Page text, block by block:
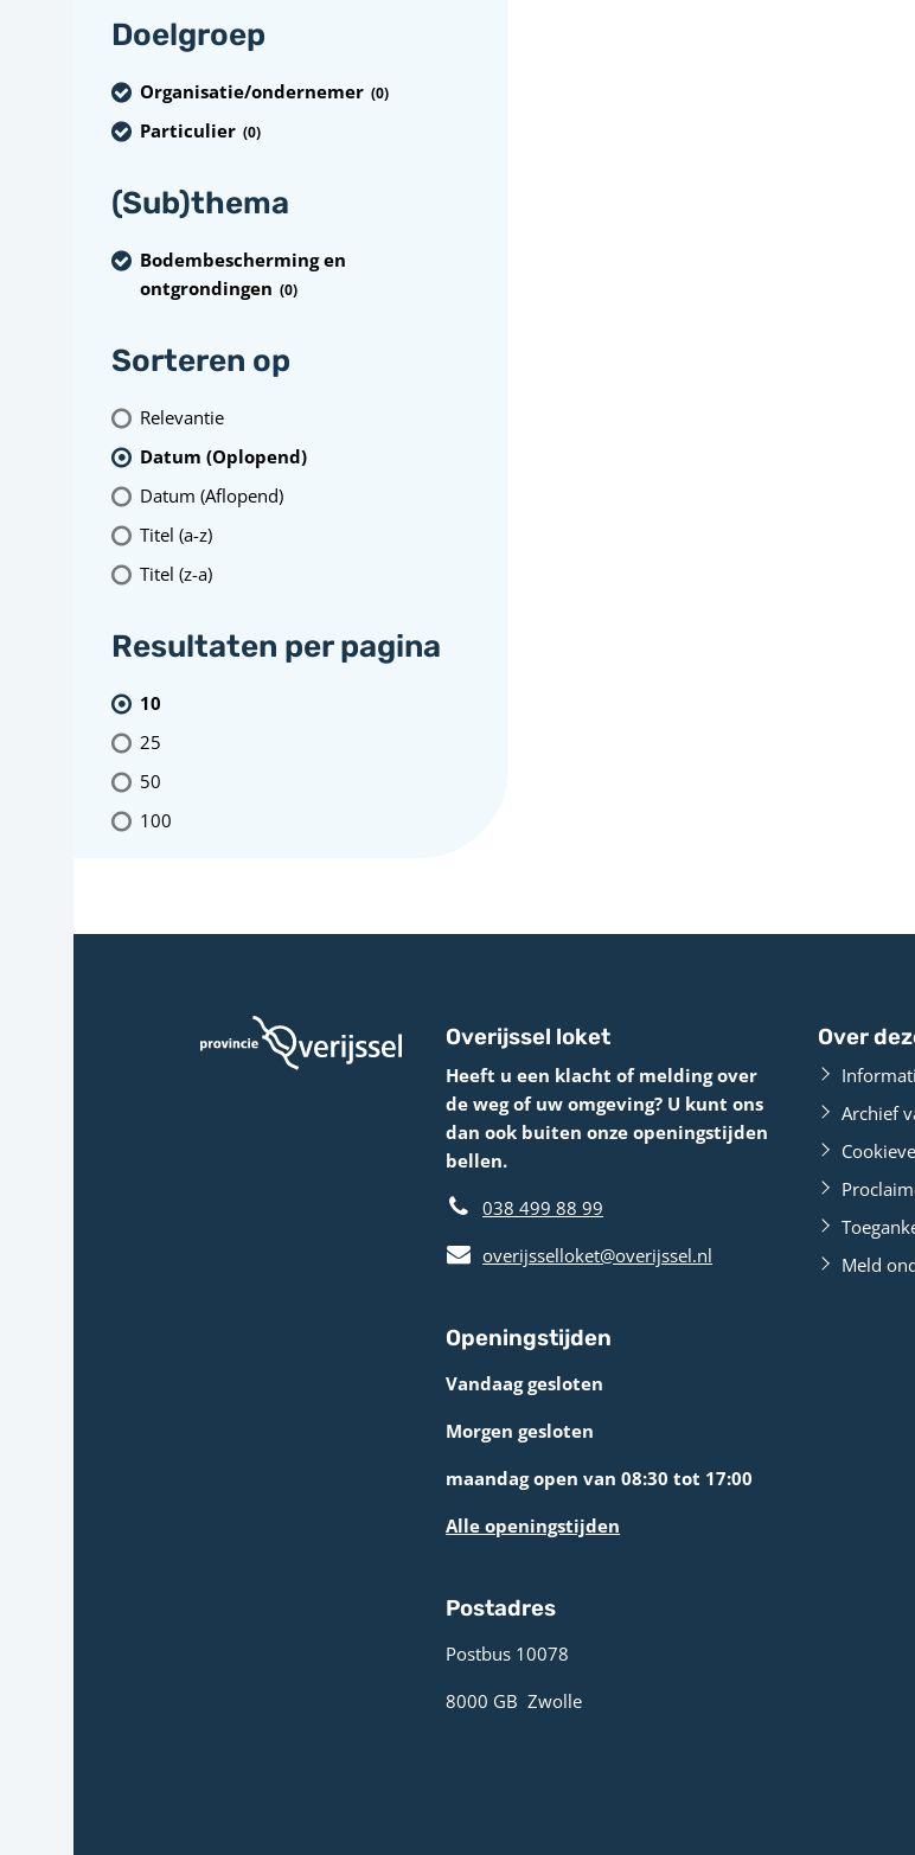
Doelgroep
Organisatie/ondernemer (0)
Particulier (0)
(Sub)thema
Bodembescherming en
ontgrondingen (0)
Sorteren op
Relevantie
Datum (Oplopend)
Datum (Aflopend)
Titel (a-z)
Titel (z-a)
Resultaten per pagina
10
25
50
100
Overijssel loket
Heeft u een klacht of melding over
de weg of uw omgeving? U kunt ons
dan ook buiten onze openingstijden
bellen.
038 499 88 99
overijsselloket@overijssel.nl
Openingstijden
Vandaag gesloten
Morgen gesloten
maandag open van 08:30 tot 17:00
Alle openingstijden
Postadres
Postbus 10078 ­
8000 GB ­ Zwolle
Over
Archief
Meld